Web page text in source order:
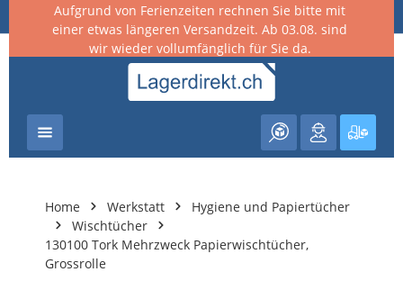
springen
Aufgrund von Ferienzeiten rechnen Sie bitte mit
einer etwas längeren Versandzeit. Ab 03.08. sind
wir wieder vollumfänglich für Sie da.
Home Werkstatt
Hygiene und Papiertücher
Wischtücher
130100 Tork Mehrzweck Papierwischtücher,
Grossrolle